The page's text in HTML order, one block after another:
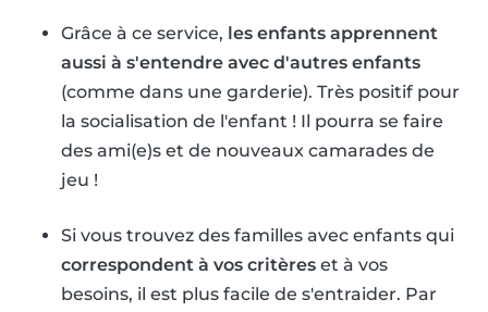
Grâce à ce service, les enfants apprennent
aussi à s'entendre avec d'autres enfants
(comme dans une garderie). Très positif pour
la socialisation de l'enfant ! Il pourra se faire
des ami(e)s et de nouveaux camarades de
jeu !
Si vous trouvez des familles avec enfants qui
correspondent à vos critères et à vos
besoins, il est plus facile de s'entraider. Par